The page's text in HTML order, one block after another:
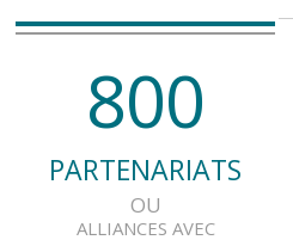
800
PARTENARIATS
OU
ALLIANCES AVEC